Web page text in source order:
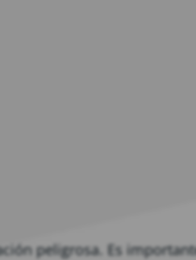
peligrosa. Es